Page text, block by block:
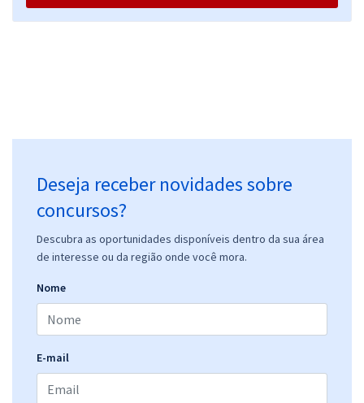
Deseja receber novidades sobre
concursos?
Descubra as oportunidades disponíveis dentro da sua área
de interesse ou da região onde você mora.
Nome
E-mail